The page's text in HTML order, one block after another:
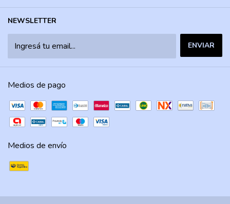
NEWSLETTER
Medios de pago
Medios de envío